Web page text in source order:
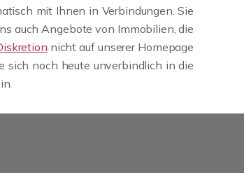
mit Ihnen in Verbindungen. Sie
auch Angebote von Immobilien, die
nicht auf unserer Homepage
sich noch heute unverbindlich in die